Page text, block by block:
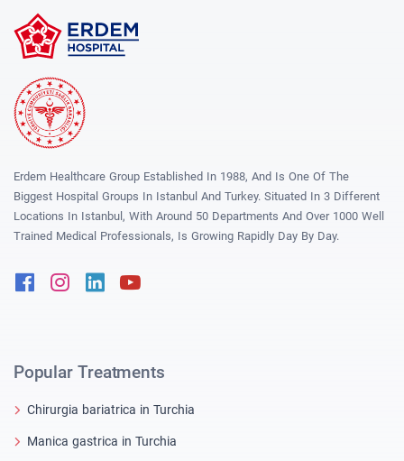
Erdem Healthcare Group Established In 1988, And Is One Of The
Biggest Hospital Groups In Istanbul And Turkey. Situated In 3 Different
Locations In Istanbul, With Around 50 Departments And Over 1000 Well
Trained Medical Professionals, Is Growing Rapidly Day By Day.
FacebookInstagram
Linkedin
Popular Treatments
Chirurgia bariatrica in Turchia
Manica gastrica in Turchia